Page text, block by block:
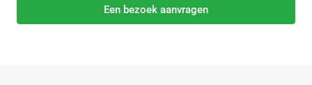
Een bezoek aanvragen